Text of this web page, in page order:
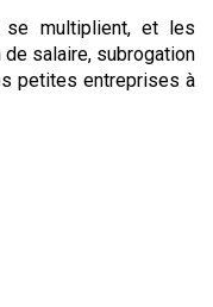
se multiplient, et les
salaire, subrogation
petites entreprises à